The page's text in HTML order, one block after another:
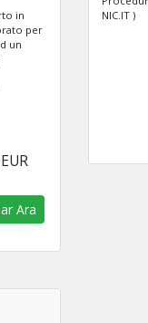
in
per
un
Ara
NIC.IT )